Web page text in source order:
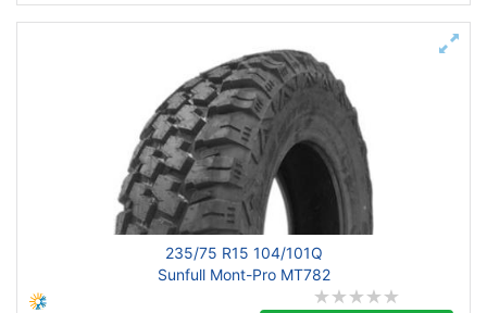
235/75 R15 104/101Q
Sunfull Mont-Pro MT782